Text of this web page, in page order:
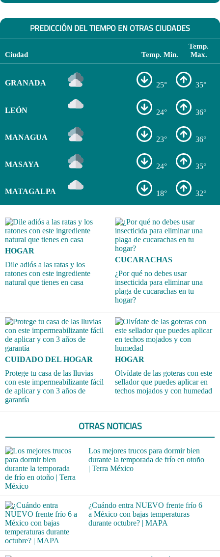
PREDICCIÓN DEL TIEMPO EN OTRAS CIUDADES
Ciudad Temp. Min.
Temp.
Max.
GRANADA 25° 35°
LEÓN 24° 36°
MANAGUA 23° 36°
MASAYA 24° 35°
MATAGALPA 18° 32°
HOGAR
Dile adiós a las ratas y los
ratones con este ingrediente
natural que tienes en casa
CUCARACHAS
¿Por qué no debes usar
insecticida para eliminar una
plaga de cucarachas en tu
hogar?
CUIDADO DEL HOGAR
Protege tu casa de las lluvias
con este impermeabilizante fácil
de aplicar y con 3 años de
garantía
HOGAR
Olvídate de las goteras con este
sellador que puedes aplicar en
techos mojados y con humedad
OTRAS NOTICIAS
Los mejores trucos para dormir bien
durante la temporada de frío en otoño
| Terra México
¿Cuándo entra NUEVO frente frío 6
a México con bajas temperaturas
durante octubre? | MAPA